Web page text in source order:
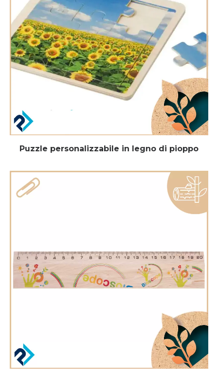
Puzzle personalizzabile in legno di pioppo